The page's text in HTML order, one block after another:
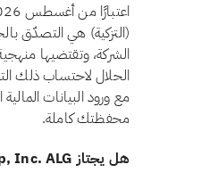
(التزكية) هي التصدّق
الشركة، وتقتضيها
مع ورود البيانات
محفظتك كاملة.
هل يجتاز Alamo Group, Inc. ALG معيار أسهم الامتياز وفق أيوفي؟